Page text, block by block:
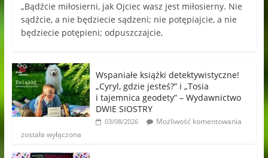
„Bądźcie miłosierni, jak Ojciec wasz jest miłosierny. Nie
sądźcie, a nie będziecie sądzeni; nie potępiajcie, a nie
będziecie potępieni; odpuszczajcie,
Wspaniałe książki detektywistyczne!
„Cyryl, gdzie jesteś?” i „Tosia
i tajemnica geodety” – Wydawnictwo
DWIE SIOSTRY
03/08/2026
Możliwość komentowania
została wyłączona